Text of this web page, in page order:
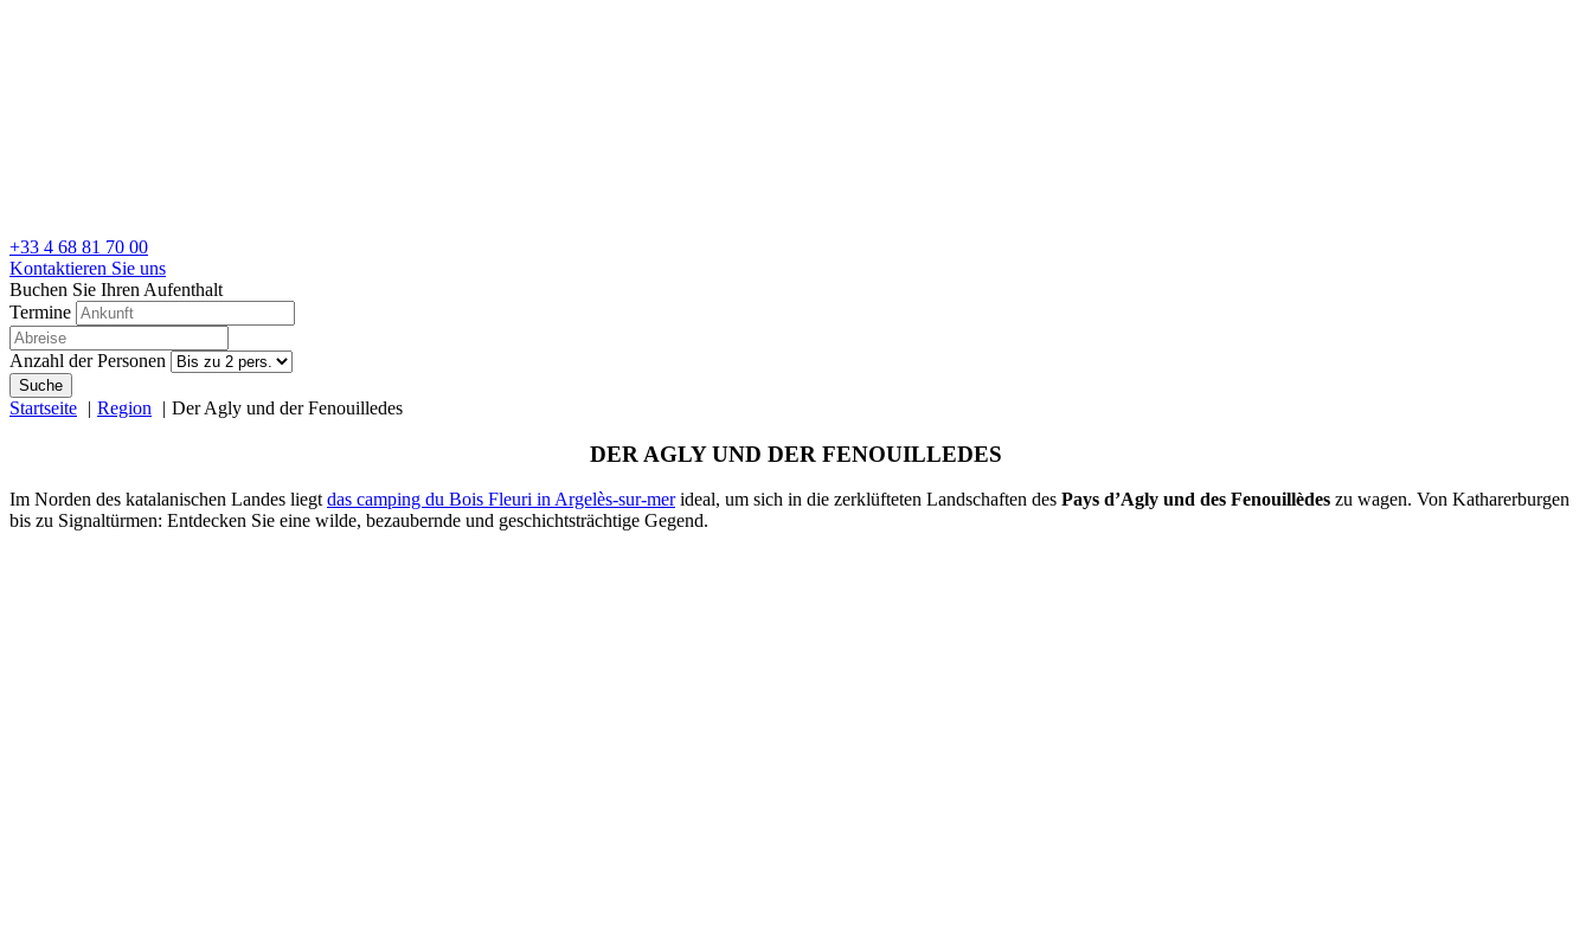
+33 4 68 81 70 00
Kontaktieren Sie uns
Buchen Sie Ihren Aufenthalt
Termine
Anzahl der Personen
Suche
Startseite Region Der Agly und der Fenouilledes
DER AGLY UND DER FENOUILLEDES
Im Norden des katalanischen Landes liegtdas camping du Bois Fleuri in Argelès-sur-merideal, um sich in die zerklüfteten Landschaften des Pays d’Agly und des Fenouillèdes zu wagen. Von Katharerburgen
bis zu Signaltürmen: Entdecken Sie eine wilde, bezaubernde und geschichtsträchtige Gegend.